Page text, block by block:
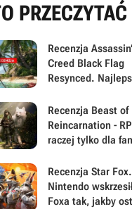
PRZECZYTAĆ
Recenzja
Creed Black Flag
Resynced.
prostu stary
nowym, pięknym
wydaniu
Recenzja Beast of
Reincarnation -
raczej tylko dla
połowie twórcy
zapomnieli o
sile swojej gry
Recenzja Star Fox.
Nintendo
Foxa tak, jakby